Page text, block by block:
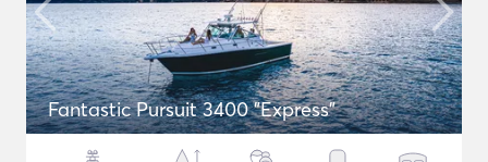
Fantastic Pursuit 3400 "Express"